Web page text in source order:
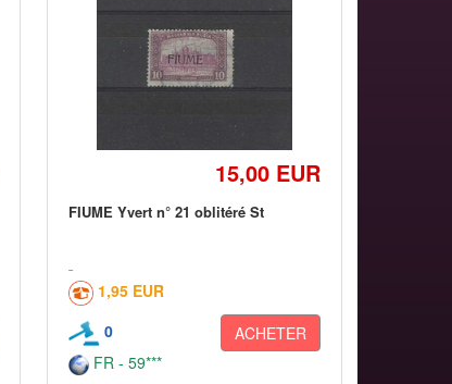
15,00 EUR
FIUME Yvert n° 21 oblitéré St
1,95 EUR
0
ACHETER
FR - 59***